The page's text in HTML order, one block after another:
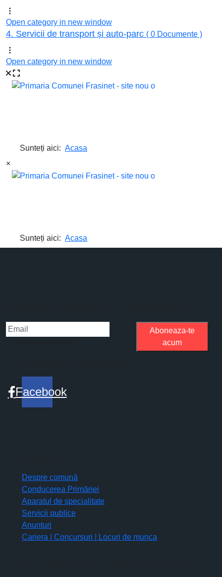
Open category in new window
4. Servicii de transport și auto-parc ( 0 Documente )
Open category in new window
×
Aboneaza-te
acum
Facebook
Despre comună
Conducerea Primăriei
Aparatul de specialitate
Servicii publice
Anunturi
Cariera | Concursuri | Locuri de munca